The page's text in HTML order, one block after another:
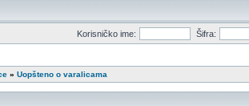
Korisničko ime: Šifra:
» Uopšteno o varalicama